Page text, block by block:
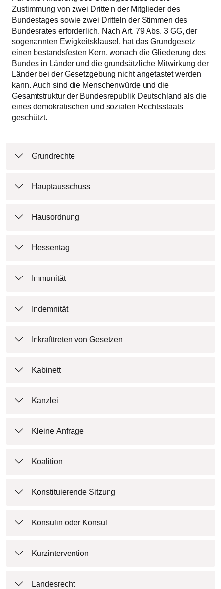
Zustimmung von zwei Dritteln der Mitglieder des
Bundestages sowie zwei Dritteln der Stimmen des
Bundesrates erforderlich. Nach Art. 79 Abs. 3 GG, der
sogenannten Ewigkeitsklausel, hat das Grundgesetz
einen bestandsfesten Kern, wonach die Gliederung des
Bundes in Länder und die grundsätzliche Mitwirkung der
Länder bei der Gesetzgebung nicht angetastet werden
kann. Auch sind die Menschenwürde und die
Gesamtstruktur der Bundesrepublik Deutschland als die
eines demokratischen und sozialen Rechtsstaats
geschützt.
Grundrechte
Hauptausschuss
Hausordnung
Hessentag
Immunität
Indemnität
Inkrafttreten von Gesetzen
Kabinett
Kanzlei
Kleine Anfrage
Koalition
Konstituierende Sitzung
Konsulin oder Konsul
Kurzintervention
Landesrecht